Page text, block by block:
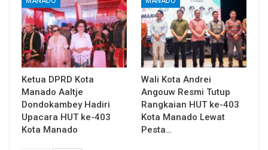
Ketua DPRD Kota
Manado Aaltje
Dondokambey Hadiri
Upacara HUT ke-403
Kota Manado
Wali Kota Andrei
Angouw Resmi Tutup
Rangkaian HUT ke-403
Kota Manado Lewat
Pesta…